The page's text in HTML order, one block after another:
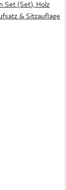
Set (Set), Holz
& Sitzauflage